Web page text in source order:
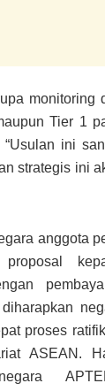
monitoring
Tier 1
ini
strategis ini
anggota
proses
ASEAN.